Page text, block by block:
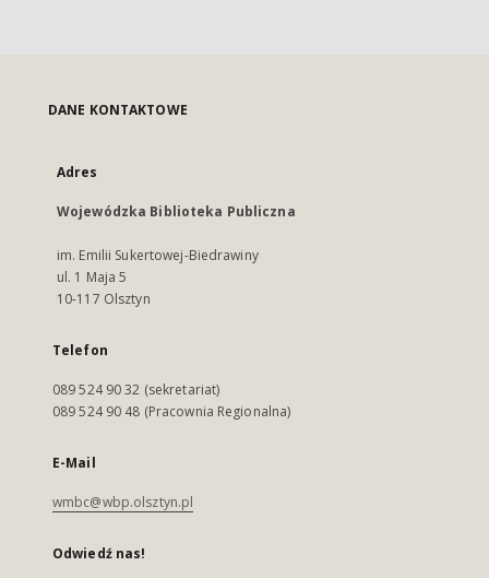
DANE KONTAKTOWE
Adres
Wojewódzka Biblioteka Publiczna
im. Emilii Sukertowej-Biedrawiny
ul. 1 Maja 5
10-117 Olsztyn
Telefon
089 524 90 32 (sekretariat)
089 524 90 48 (Pracownia Regionalna)
E-Mail
wmbc@wbp.olsztyn.pl
Odwiedź nas!